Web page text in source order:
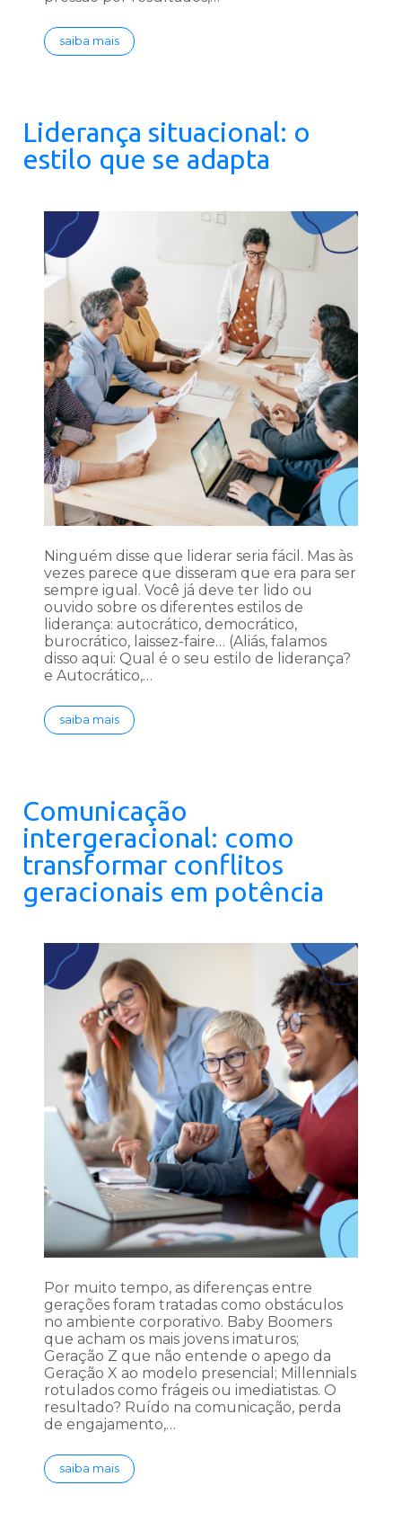
saiba mais
Liderança situacional: o
estilo que se adapta
Ninguém disse que liderar seria fácil. Mas às
vezes parece que disseram que era para ser
sempre igual. Você já deve ter lido ou
ouvido sobre os diferentes estilos de
liderança: autocrático, democrático,
burocrático, laissez-faire… (Aliás, falamos
disso aqui: Qual é o seu estilo de liderança?
e Autocrático,…
saiba mais
Comunicação
intergeracional: como
transformar conflitos
geracionais em potência
Por muito tempo, as diferenças entre
gerações foram tratadas como obstáculos
no ambiente corporativo. Baby Boomers
que acham os mais jovens imaturos;
Geração Z que não entende o apego da
Geração X ao modelo presencial; Millennials
rotulados como frágeis ou imediatistas. O
resultado? Ruído na comunicação, perda
de engajamento,…
saiba mais